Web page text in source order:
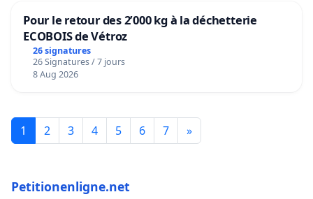
Pour le retour des 2’000 kg à la déchetterie
ECOBOIS de Vétroz
26 signatures
26 Signatures / 7 jours
8 Aug 2026
1 2 3 4 5 6 7 »
Petitionenligne.net